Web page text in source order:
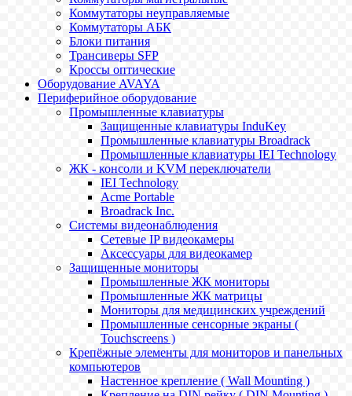
Коммутаторы неуправляемые
Коммутаторы АБК
Блоки питания
Трансиверы SFP
Кроссы оптические
Оборудование AVAYA
Периферийное оборудование
Промышленные клавиатуры
Защищенные клавиатуры InduKey
Промышленные клавиатуры Broadrack
Промышленные клавиатуры IEI Technology
ЖК - консоли и KVM переключатели
IEI Technology
Acme Portable
Broadrack Inc.
Системы видеонаблюдения
Сетевые IP видеокамеры
Аксессуары для видеокамер
Защищенные мониторы
Промышленные ЖК мониторы
Промышленные ЖК матрицы
Мониторы для медицинских учреждений
Промышленные сенсорные экраны (
Touchscreens )
Крепёжные элементы для мониторов и панельных
компьютеров
Настенное крепление ( Wall Mounting )